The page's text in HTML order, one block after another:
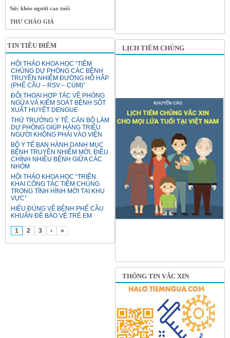
Sức khỏe người cao tuổi
THƯ CHÀO GIÁ
TIN TIÊU ĐIỂM
HỘI THẢO KHOA HỌC “TIÊM
CHỦNG DỰ PHÒNG CÁC BỆNH
TRUYỀN NHIỄM ĐƯỜNG HÔ HẤP
(PHẾ CẦU – RSV – CÚM)”
ĐỐI THOẠI HỢP TÁC VỀ PHÒNG
NGỪA VÀ KIỂM SOÁT BỆNH SỐT
XUẤT HUYẾT DENGUE
THỨ TRƯỞNG Y TẾ: CÁN BỘ LÀM
DỰ PHÒNG GIÚP HÀNG TRIỆU
NGƯỜI KHÔNG PHẢI VÀO VIỆN
BỘ Y TẾ BAN HÀNH DANH MỤC
BỆNH TRUYỀN NHIỄM MỚI, ĐIỀU
CHỈNH NHIỀU BỆNH GIỮA CÁC
NHÓM
HỘI THẢO KHOA HỌC “TRIỂN
KHAI CÔNG TÁC TIÊM CHỦNG
TRONG TÌNH HÌNH MỚI TẠI KHU
VỰC”
HIỂU ĐÚNG VỀ BỆNH PHẾ CẦU
KHUẨN ĐỂ BẢO VỆ TRẺ EM
1 2 3 › »
LỊCH TIÊM CHỦNG
THÔNG TIN VẮC XIN